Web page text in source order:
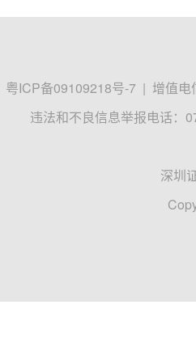
粤ICP备09109218号-7 | 增值电
违法和不良信息举报电话：
深圳